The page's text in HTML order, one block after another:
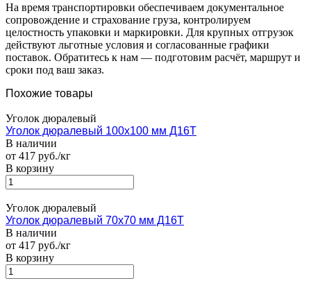
На время транспортировки обеспечиваем документальное
сопровождение и страхование груза, контролируем
целостность упаковки и маркировки. Для крупных отгрузок
действуют льготные условия и согласованные графики
поставок. Обратитесь к нам — подготовим расчёт, маршрут и
сроки под ваш заказ.
Похожие товары
Уголок дюралевый
Уголок дюралевый 100х100 мм Д16Т
В наличии
от 417 руб./кг
В корзину
Уголок дюралевый
Уголок дюралевый 70х70 мм Д16Т
В наличии
от 417 руб./кг
В корзину